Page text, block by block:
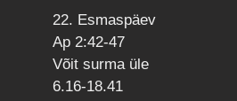
22. Esmaspäev
Ap 2:42-47
Võit surma üle
6.16-18.41